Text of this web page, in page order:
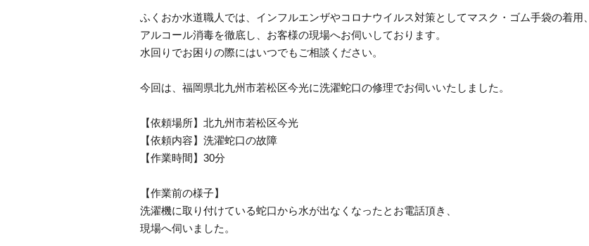
ふくおか水道職人では、インフルエンザやコロナウイルス対策としてマスク・ゴム手袋の着用、
アルコール消毒を徹底し、お客様の現場へお伺いしております。
水回りでお困りの際にはいつでもご相談ください。
今回は、福岡県北九州市若松区今光に洗濯蛇口の修理でお伺いいたしました。
【依頼場所】北九州市若松区今光
【依頼内容】洗濯蛇口の故障
【作業時間】30分
【作業前の様子】
洗濯機に取り付けている蛇口から水が出なくなったとお電話頂き、
現場へ伺いました。